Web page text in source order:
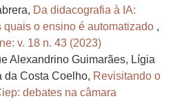
Da didacografia à IA:
quais o ensino é automatizado ,
v. 18 n. 43 (2023)
Alexandrino Guimarães, Lígia
da Costa Coelho, Revisitando o
debates na câmara